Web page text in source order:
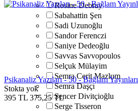
Rosine Debray
Sabahattin Şen
Sadi Uzunoğlu
Sandor Ferenczi
Saniye Dedeoğlu
Savvas Savvopoulos
Selçuk Mülayim
Semra Cerit Mazlum
Semra Daşçı
Sencer Divitçioğlu
Serge Tisseron
Psikanaliz Yazıları - 50 - Bağlam Yayınları
Stokta yok
395 TL 375,25 TL